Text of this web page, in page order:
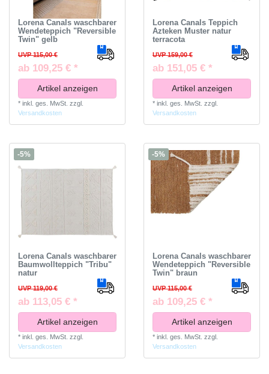
Lorena Canals waschbarer
Wendeteppich "Reversible
Twin" gelb
UVP 115,00 €
ab 109,25 € *
Artikel anzeigen
* inkl. ges. MwSt. zzgl.
Versandkosten
Lorena Canals Teppich
Azteken Muster natur
terracota
UVP 159,00 €
ab 151,05 € *
Artikel anzeigen
* inkl. ges. MwSt. zzgl.
Versandkosten
-5%
Lorena Canals waschbarer
Baumwollteppich "Tribu"
natur
UVP 119,00 €
ab 113,05 € *
Artikel anzeigen
* inkl. ges. MwSt. zzgl.
Versandkosten
-5%
Lorena Canals waschbarer
Wendeteppich "Reversible
Twin" braun
UVP 115,00 €
ab 109,25 € *
Artikel anzeigen
* inkl. ges. MwSt. zzgl.
Versandkosten